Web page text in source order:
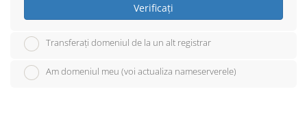
Verificați
Transferați domeniul de la un alt registrar
Am domeniul meu (voi actualiza nameserverele)